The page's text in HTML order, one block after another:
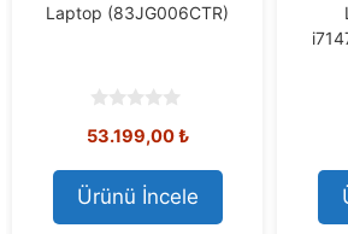
Laptop (83JG006CTR)
o
t
o
f
5
53.199,00₺
Ürünü İncele